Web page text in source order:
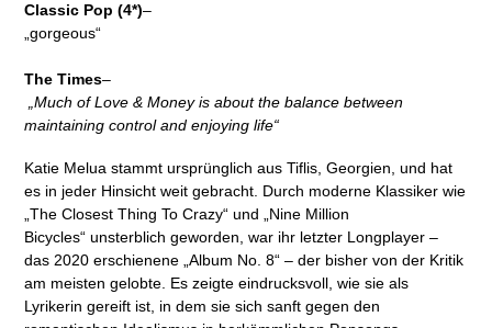
Classic Pop (4*)–
„gorgeous“
The Times–
„Much of Love & Money is about the balance between
maintaining control and enjoying life“
Katie Melua stammt ursprünglich aus Tiflis, Georgien, und hat
es in jeder Hinsicht weit gebracht. Durch moderne Klassiker wie
„The Closest Thing To Crazy“ und „Nine Million
Bicycles“ unsterblich geworden, war ihr letzter Longplayer –
das 2020 erschienene „Album No. 8“ – der bisher von der Kritik
am meisten gelobte. Es zeigte eindrucksvoll, wie sie als
Lyrikerin gereift ist, in dem sie sich sanft gegen den